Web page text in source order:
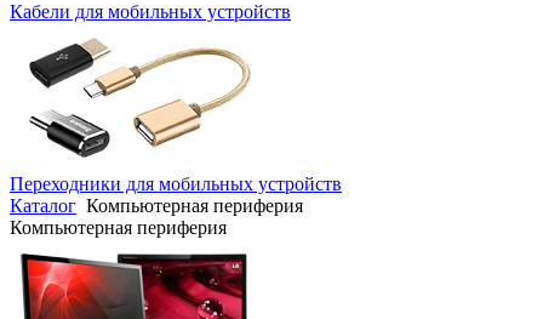
Кабели для мобильных устройств
Переходники для мобильных устройств
Каталог Компьютерная периферия
Компьютерная периферия